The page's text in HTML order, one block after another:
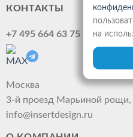
КОНТАКТЫ
+7 495 664 63 75
Москва
3-й проезд Марьиной рощи,
info@insertdesign.ru
на